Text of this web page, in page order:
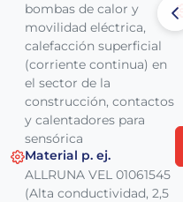
bombas de calor y
movilidad eléctrica,
calefacción superficial
(corriente continua) en
el sector de la
construcción, contactos
y calentadores para
sensórica
Material p. ej.
ALLRUNA VEL 01061545
(Alta conductividad, 2,5